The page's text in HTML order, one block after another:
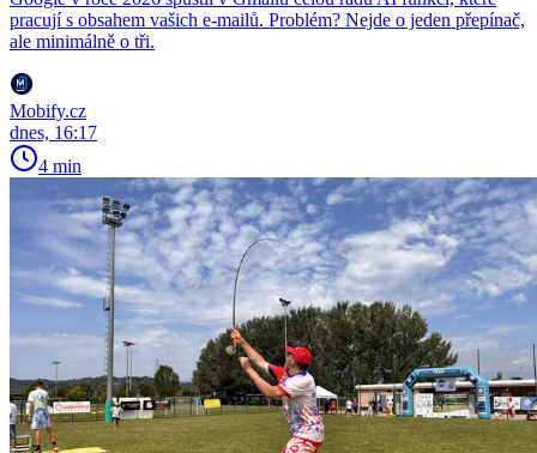
pracují s obsahem vašich e-mailů. Problém? Nejde o jeden přepínač,
ale minimálně o tři.
Mobify.cz
dnes, 16:17
4 min